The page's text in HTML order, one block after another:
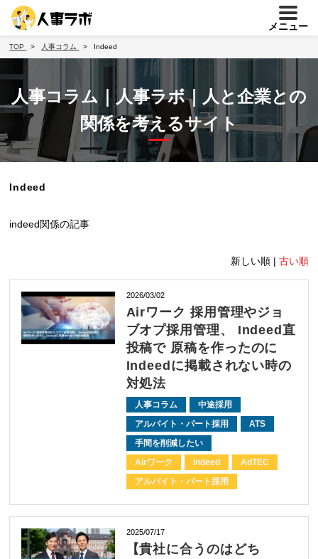
メニュー
TOP 人事コラム Indeed
人事コラム｜人事ラボ｜人と企業との
関係を考えるサイト
Indeed
indeed関係の記事
新しい順 | 古い順
2026/03/02
Airワーク 採用管理やジョ
ブオプ採用管理、 Indeed直
投稿で 原稿を作ったのに
Indeedに掲載されない時の
対処法
人事コラム
中途採用
アルバイト・パート採用
ATS
手間を削減したい
Airワーク
Indeed
AdTEC
アルバイト・パート採用
2025/07/17
【貴社に合うのはどち